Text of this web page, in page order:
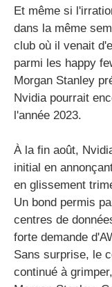
Et même si
dans la même
club où il venait
parmi les happy
Morgan Stanley
Nvidia pourrait
l'année 2023.
À la fin août,
initial en
en glissement
Un bond permis
centres de
forte demande
Sans surprise, le
continué à